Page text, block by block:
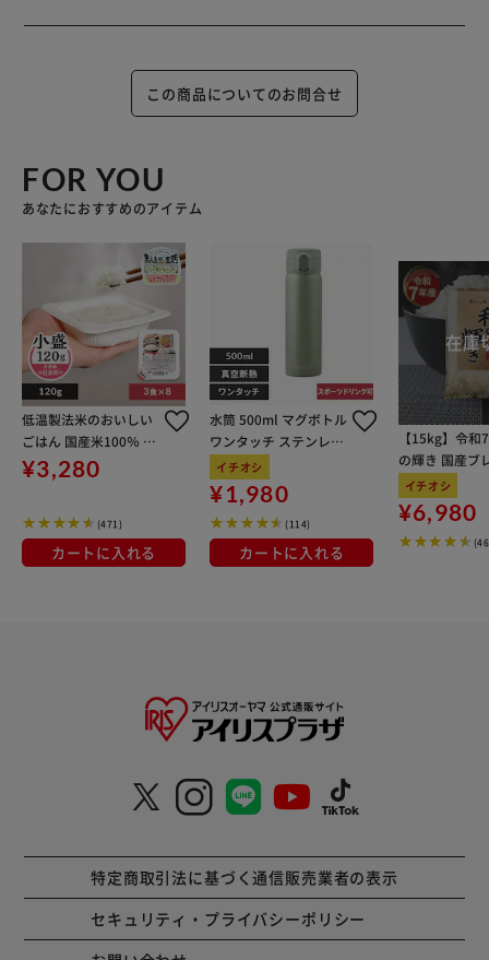
この商品についてのお問合せ
FOR YOU
あなたにおすすめのアイテム
低温製法米のおいしい
ごはん 国産米100％ 12
0g×24パック
¥3,280
(471)
カートに入れる
水筒 500ml マグボトル
ワンタッチ ステンレス
保冷 保温 マイボトル S
M-O500 ペールグリー
ン
イチオシ
¥1,980
(114)
カートに入れる
【15kg】令和
の輝き 国産ブ
kg×3袋
イチオシ
¥6,980
特定商取引法に基づく通信販売業者の表示
セキュリティ・プライバシーポリシー